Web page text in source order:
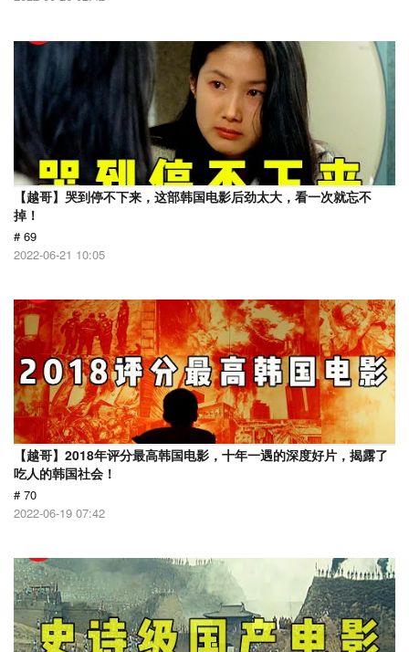
【越哥】哭到停不下来，这部韩国电影后劲太大，看一次就忘不
掉！
# 69
2022-06-21 10:05
【越哥】2018年评分最高韩国电影，十年一遇的深度好片，揭露了
吃人的韩国社会！
# 70
2022-06-19 07:42